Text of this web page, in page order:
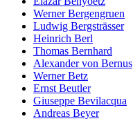
Werner Bergengruen
Ludwig Bergsträsser
Heinrich Berl
Thomas Bernhard
Alexander von Bernus
Werner Betz
Ernst Beutler
Giuseppe Bevilacqua
Andreas Beyer